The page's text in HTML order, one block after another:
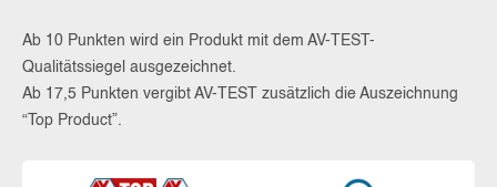
Ab 10 Punkten wird ein Produkt mit dem AV-TEST-
Qualitätssiegel ausgezeichnet.
Ab 17,5 Punkten vergibt AV-TEST zusätzlich die Auszeichnung
“Top Product”.